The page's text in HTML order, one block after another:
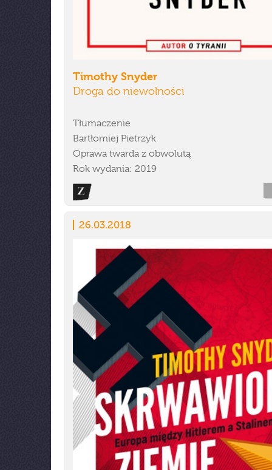
Timothy Snyder
Droga do niewolności
Tłumaczenie
Bartłomiej Pietrzyk
Oprawa twarda z obwolutą
Rok wydania: 2019
26.03.2018